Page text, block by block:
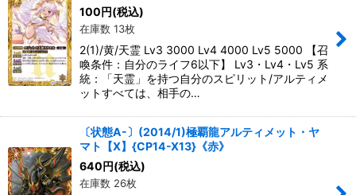
100 円(税込)
在庫数 13枚
2(1)/黄/天霊 Lv3 3000 Lv4 4000 Lv5 5000 【召
喚条件：自分のライフ6以下】 Lv3・Lv4・Lv5 系
統：「天霊」を持つ自分のスピリット/アルティメ
ットすべては、相手の…
〔状態A-〕(2014/1)極覇龍アルティメット・ヤ
マト【X】{CP14-X13}《赤》
640 円(税込)
在庫数 26枚